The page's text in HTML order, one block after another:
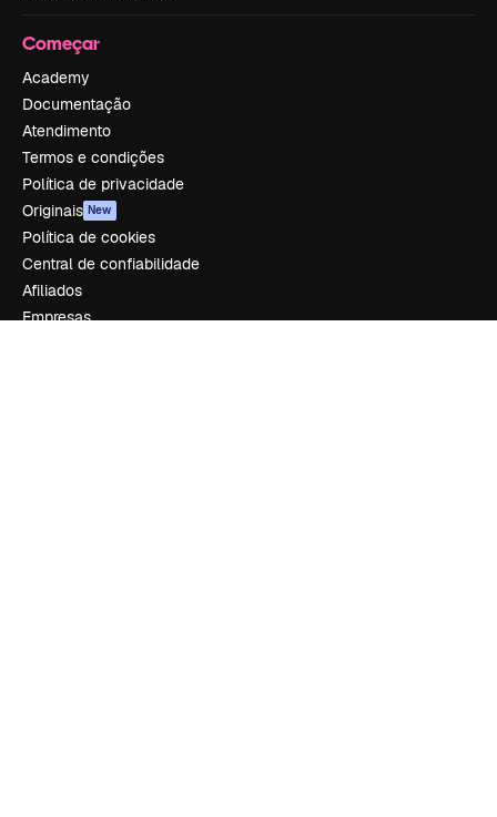
Começar
Academy
Documentação
Atendimento
Termos e condições
Política de privacidade
Originais New
Política de cookies
Central de confiabilidade
Afiliados
Empresas